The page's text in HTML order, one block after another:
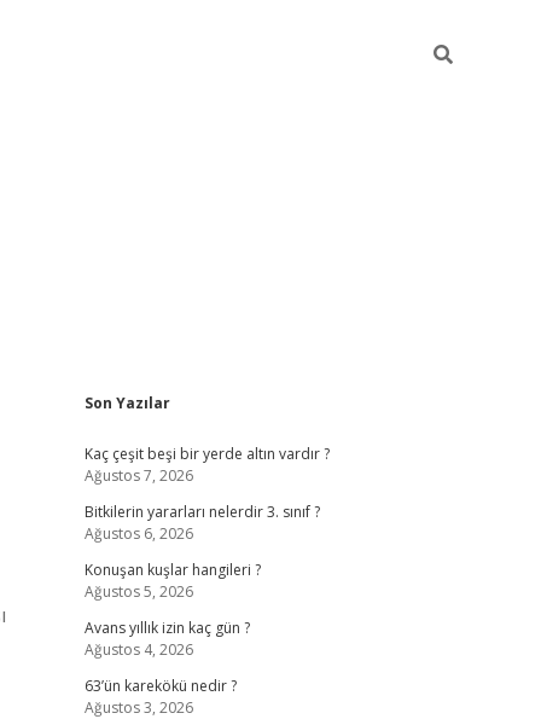
Sidebar
Son Yazılar
Kaç çeşit beşi bir yerde altın vardır ?
Ağustos 7, 2026
Bitkilerin yararları nelerdir 3. sınıf ?
Ağustos 6, 2026
Konuşan kuşlar hangileri ?
Ağustos 5, 2026
Avans yıllık izin kaç gün ?
Ağustos 4, 2026
63’ün karekökü nedir ?
Ağustos 3, 2026